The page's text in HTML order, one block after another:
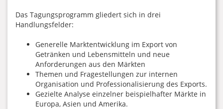
Das Tagungsprogramm gliedert sich in drei
Handlungsfelder:
Generelle Marktentwicklung im Export von
Getränken und Lebensmitteln und neue
Anforderungen aus den Märkten
Themen und Fragestellungen zur internen
Organisation und Professionalisierung des Exports.
Gezielte Analyse einzelner beispielhafter Märkte in
Europa, Asien und Amerika.